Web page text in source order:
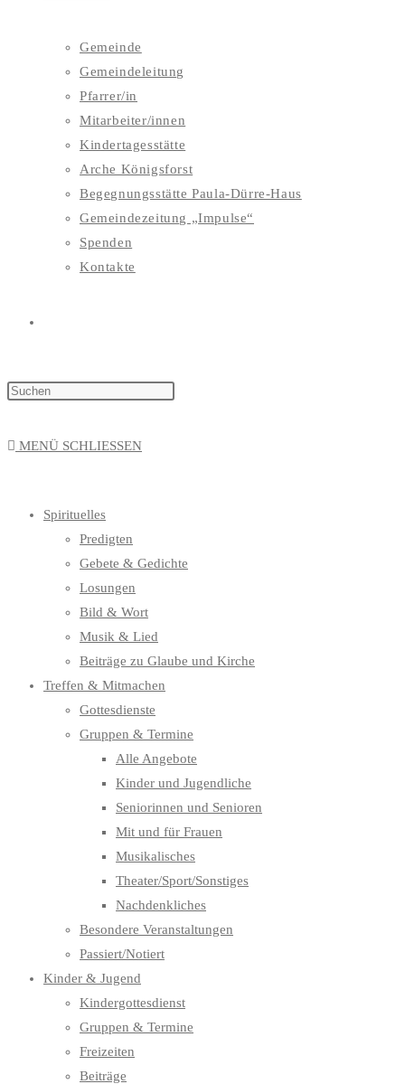
Gemeinde
Gemeindeleitung
Pfarrer/in
Mitarbeiter/innen
Kindertagesstätte
Arche Königsforst
Begegnungsstätte Paula-Dürre-Haus
Gemeindezeitung „Impulse“
Spenden
Kontakte
MENÜ SCHLIESSEN
Spirituelles
Predigten
Gebete & Gedichte
Losungen
Bild & Wort
Musik & Lied
Beiträge zu Glaube und Kirche
Treffen & Mitmachen
Gottesdienste
Gruppen & Termine
Alle Angebote
Kinder und Jugendliche
Seniorinnen und Senioren
Mit und für Frauen
Musikalisches
Theater/Sport/Sonstiges
Nachdenkliches
Besondere Veranstaltungen
Passiert/Notiert
Kinder & Jugend
Kindergottesdienst
Gruppen & Termine
Freizeiten
Beiträge